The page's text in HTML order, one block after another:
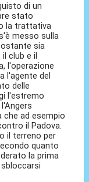
di un
stato
la trattativa
messo sulla
sia
club e il
l'operazione
l'agente del
delle
l'estremo
che ad esempio
il Padova.
il terreno per
quanto
la prima